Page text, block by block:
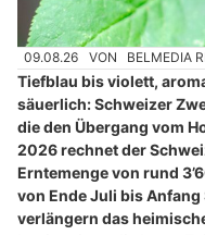
09.08.26 VON BELMEDIA
Tiefblau bis violett,
säuerlich: Schweizer
die den Übergang vom
2026 rechnet der
Erntemenge von rund
von Ende Juli bis
verlängern das